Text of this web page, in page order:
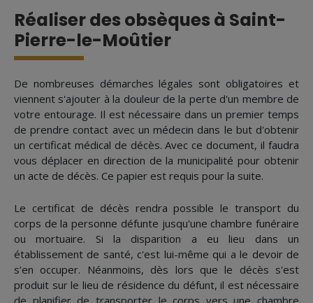
Réaliser des obsèques à Saint-
Pierre-le-Moûtier
De nombreuses démarches légales sont obligatoires et
viennent s'ajouter à la douleur de la perte d'un membre de
votre entourage. Il est nécessaire dans un premier temps
de prendre contact avec un médecin dans le but d'obtenir
un certificat médical de décès. Avec ce document, il faudra
vous déplacer en direction de la municipalité pour obtenir
un acte de décès. Ce papier est requis pour la suite.
Le certificat de décès rendra possible le transport du
corps de la personne défunte jusqu'une chambre funéraire
ou mortuaire. Si la disparition a eu lieu dans un
établissement de santé, c'est lui-même qui a le devoir de
s’en occuper. Néanmoins, dès lors que le décès s'est
produit sur le lieu de résidence du défunt, il est nécessaire